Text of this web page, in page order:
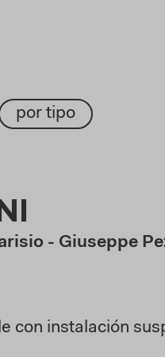
por tipo
- Giuseppe
con instalación